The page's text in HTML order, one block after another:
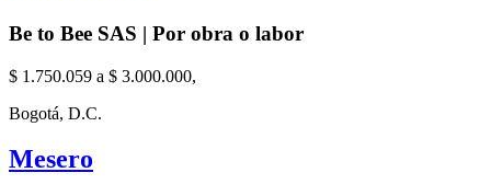
Be to Bee SAS | Por obra o labor
$ 1.750.059 a $ 3.000.000,
Bogotá, D.C.
Mesero